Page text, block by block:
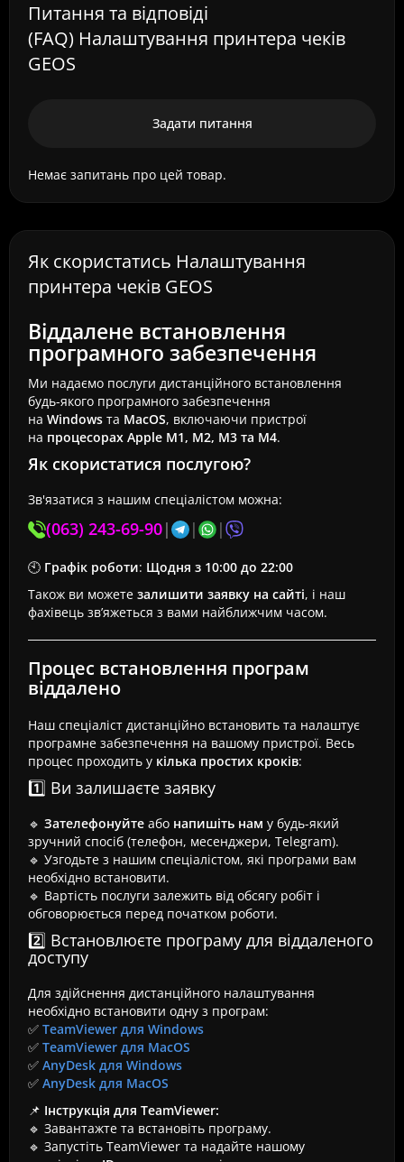
Питання та відповіді
(FAQ) Налаштування принтера чеків
GEOS
Задати питання
Немає запитань про цей товар.
Як скористатись Налаштування
принтера чеків GEOS
Віддалене встановлення
програмного забезпечення
Ми надаємо послуги дистанційного встановлення
будь-якого програмного забезпечення
на Windows та MacOS, включаючи пристрої
на процесорах Apple M1, M2, M3 та M4.
Як скористатися послугою?
Зв'язатися з нашим спеціалістом можна:
(063) 243-69-90| | |
🕙 Графік роботи: Щодня з 10:00 до 22:00
Також ви можете залишити заявку на сайті, і наш
фахівець зв’яжеться з вами найближчим часом.
Процес встановлення програм
віддалено
Наш спеціаліст дистанційно встановить та налаштує
програмне забезпечення на вашому пристрої. Весь
процес проходить у кілька простих кроків:
1️⃣ Ви залишаєте заявку
🔹 Зателефонуйте або напишіть нам у будь-який
зручний спосіб (телефон, месенджери, Telegram).
🔹 Узгодьте з нашим спеціалістом, які програми вам
необхідно встановити.
🔹 Вартість послуги залежить від обсягу робіт і
обговорюється перед початком роботи.
2️⃣ Встановлюєте програму для віддаленого
доступу
Для здійснення дистанційного налаштування
необхідно встановити одну з програм:
✅ TeamViewer для Windows
✅ TeamViewer для MacOS
✅ AnyDesk для Windows
✅ AnyDesk для MacOS
📌 Інструкція для TeamViewer:
🔹 Завантажте та встановіть програму.
🔹 Запустіть TeamViewer та надайте нашому